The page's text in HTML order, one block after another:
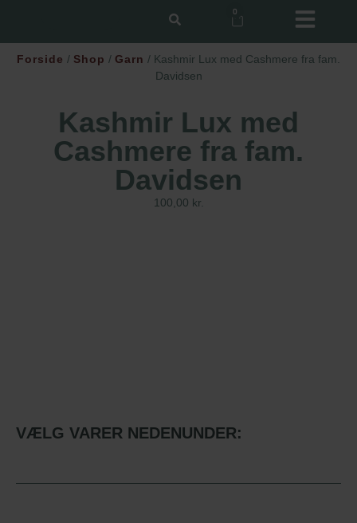
0
Forside / Shop / Garn / Kashmir Lux med Cashmere fra fam.
Davidsen
Kashmir Lux med
Cashmere fra fam.
Davidsen
100,00 kr.
VÆLG VARER NEDENUNDER: